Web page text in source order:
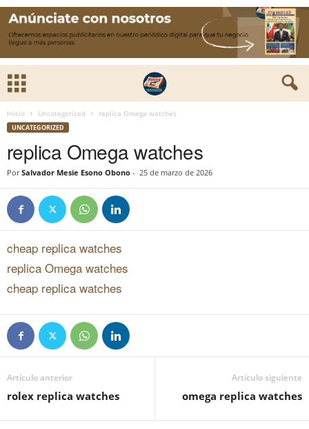
Inicio Uncategorized replica Omega watches
UNCATEGORIZED
replica Omega watches
Por Salvador Mesie Esono Obono - 25 de marzo de 2026
cheap replica watches
replica Omega watches
cheap replica watches
Artículo anterior
rolex replica watches
Artículo siguiente
omega replica watches